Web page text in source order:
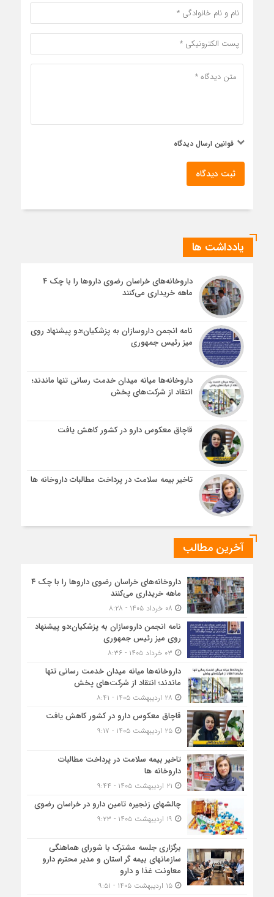
قوانین ارسال دیدگاه
ثبت دیدگاه
یادداشت ها
داروخانه‌های خراسان رضوی داروها را با چک ۴
ماهه خریداری می‌کنند
نامه انجمن داروسازان به پزشکیان؛دو پیشنهاد روی
میز رئیس جمهوری
داروخانه‌ها میانه میدان خدمت رسانی تنها ماندند؛
انتقاد از شرکت‌های پخش
قاچاق معکوس دارو در کشور کاهش یافت
تاخیر بیمه سلامت در پرداخت مطالبات داروخانه ها
آخرین مطالب
داروخانه‌های خراسان رضوی داروها را با چک ۴
ماهه خریداری می‌کنند
نامه انجمن داروسازان به پزشکیان؛دو پیشنهاد
روی میز رئیس جمهوری
داروخانه‌ها میانه میدان خدمت رسانی تنها
ماندند؛ انتقاد از شرکت‌های پخش
قاچاق معکوس دارو در کشور کاهش یافت
۲۵ اردیبهشت ۱۴۰۵ - ۹:۱۷
تاخیر بیمه سلامت در پرداخت مطالبات
داروخانه ها
چالشهای زنجیره تامین دارو در خراسان رضوی
برگزاری جلسه مشترک با شورای هماهنگی
سازمانهای بیمه گر استان و مدیر محترم دارو
معاونت غذا و دارو
۱۵ اردیبهشت ۱۴۰۵ - ۹:۵۱